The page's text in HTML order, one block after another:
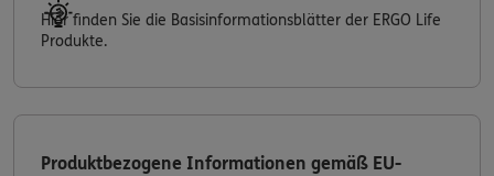
Hier finden Sie die Basisinformationsblätter der ERGO Life
Produkte.
Produktbezogene Informationen gemäß EU-